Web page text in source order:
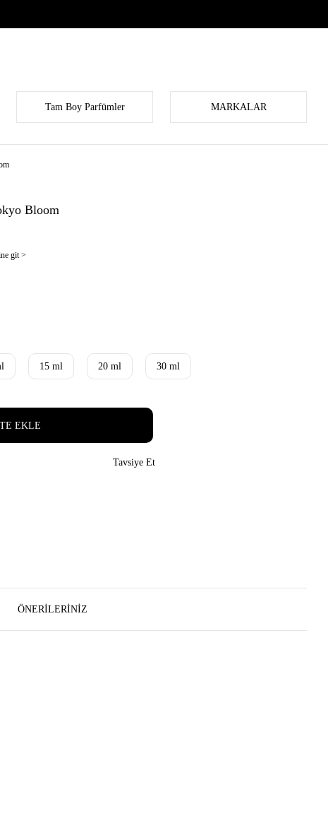
Tam Boy Parfümler MARKALAR
Bloom
git >
15 ml 20 ml 30 ml
EKLE
Tavsiye Et
ÖNERILERINIZ